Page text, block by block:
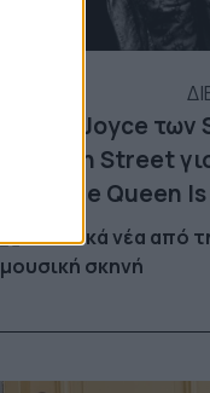
Ο Mike Joyce
Stephen Street
του "The Queen
Μουσικά νέα από
μουσική σκηνή